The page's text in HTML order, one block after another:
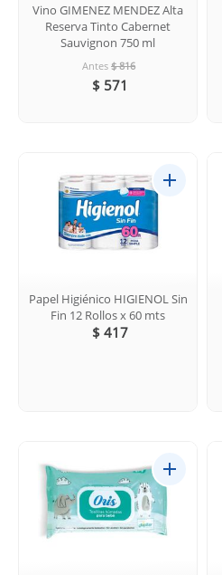
Vino GIMENEZ MENDEZ Alta
Reserva Tinto Cabernet
Sauvignon 750 ml
Antes $ 816
$ 571
Papel Higiénico HIGIENOL Sin
Fin 12 Rollos x 60 mts
$ 417